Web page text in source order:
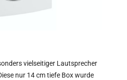
vielseitiger Lautsprecher
nur 14 cm tiefe Box wurde